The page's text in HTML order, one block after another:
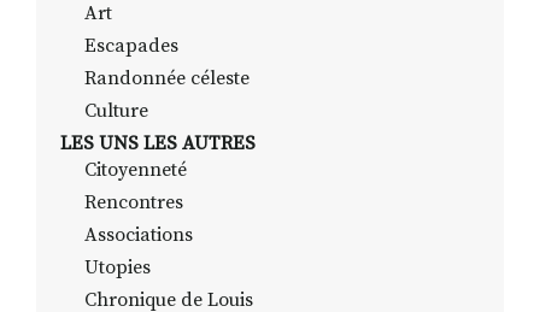
Art
Escapades
Randonnée céleste
Culture
LES UNS LES AUTRES
Citoyenneté
Rencontres
Associations
Utopies
Chronique de Louis